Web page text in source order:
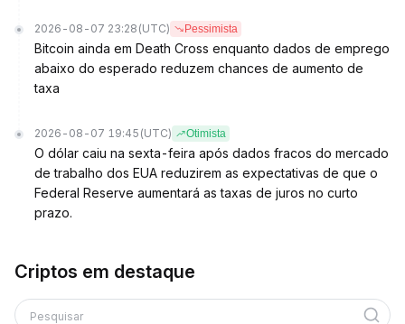
2026-08-07 23:28 (UTC) Pessimista
Bitcoin ainda em Death Cross enquanto dados de emprego
abaixo do esperado reduzem chances de aumento de
taxa
2026-08-07 19:45 (UTC) Otimista
O dólar caiu na sexta-feira após dados fracos do mercado
de trabalho dos EUA reduzirem as expectativas de que o
Federal Reserve aumentará as taxas de juros no curto
prazo.
Criptos em destaque
Pesquisar